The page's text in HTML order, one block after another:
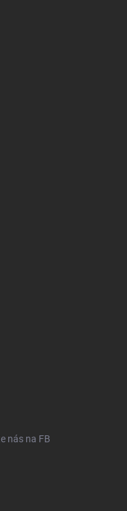
nás na FB